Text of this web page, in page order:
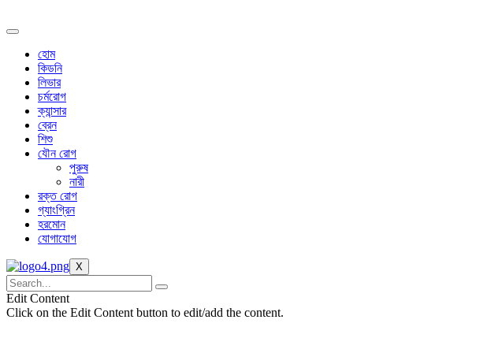
to
হোম
কিডনি
লিভার
চর্মরোগ
ক্যান্সার
ব্রেন
শিশু
যৌন রোগ
পুরুষ
নারী
রক্ত রোগ
গ্যাংগ্রিন
হরমোন
যোগাযোগ
X
Edit Content
Click on the Edit Content button to edit/add the content.